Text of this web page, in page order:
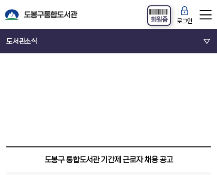
로그인
회원증
도서관소식
도봉구 통합도서관 기간제 근로자 채용 공고